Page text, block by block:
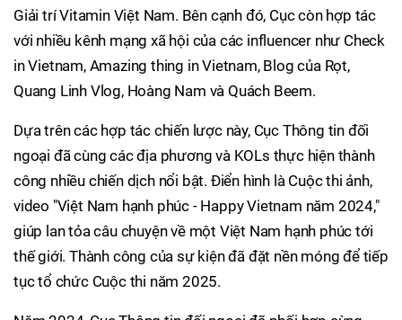
Giải trí Vitamin Việt Nam. Bên cạnh đó, Cục còn hợp tác
với nhiều kênh mạng xã hội của các influencer như Check
in Vietnam, Amazing thing in Vietnam, Blog của Rọt,
Quang Linh Vlog, Hoàng Nam và Quách Beem.
Dựa trên các hợp tác chiến lược này, Cục Thông tin đối
ngoại đã cùng các địa phương và KOLs thực hiện thành
công nhiều chiến dịch nổi bật. Điển hình là Cuộc thi ảnh,
video "Việt Nam hạnh phúc - Happy Vietnam năm 2024,"
giúp lan tỏa câu chuyện về một Việt Nam hạnh phúc tới
thế giới. Thành công của sự kiện đã đặt nền móng để tiếp
tục tổ chức Cuộc thi năm 2025.